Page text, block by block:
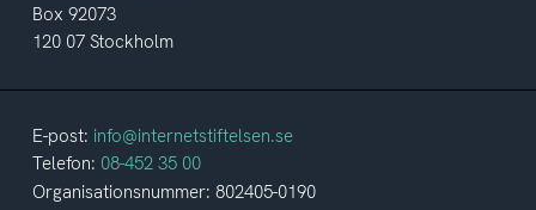
Box 92073
120 07 Stockholm
E-post: info@internetstiftelsen.se
Telefon: 08-452 35 00
Organisationsnummer: 802405-0190